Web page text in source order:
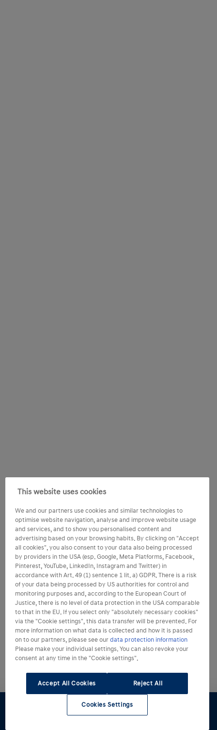
This website uses cookies
We and our partners use cookies and similar technologies to
optimise website navigation, analyse and improve website usage
and services, and to show you personalised content and
advertising based on your browsing habits. By clicking on "Accept
all cookies", you also consent to your data also being processed
by providers in the USA (esp. Google, Meta Platforms, Facebook,
Pinterest, YouTube, LinkedIn, Instagram and Twitter) in
accordance with Art. 49 (1) sentence 1 lit. a) GDPR. There is a risk
of your data being processed by US authorities for control and
monitoring purposes and, according to the European Court of
Justice, there is no level of data protection in the USA comparable
to that in the EU. If you select only "absolutely necessary cookies"
via the "Cookie settings", this data transfer will be prevented. For
more information on what data is collected and how it is passed
on to our partners, please see ourdata protection information
Please make your individual settings. You can also revoke your
consent at any time in the "Cookie settings".
Accept All Cookies Reject All
Cookies Settings